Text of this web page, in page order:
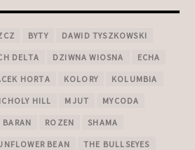
BYTY DAWID TYSZKOWSKI
DELTA DZIWNA WIOSNA ECHA
HORTA KOLORY KOLUMBIA
HILL MJUT MYCODA
ROZEN SHAMA
BEAN THE BULLSEYES